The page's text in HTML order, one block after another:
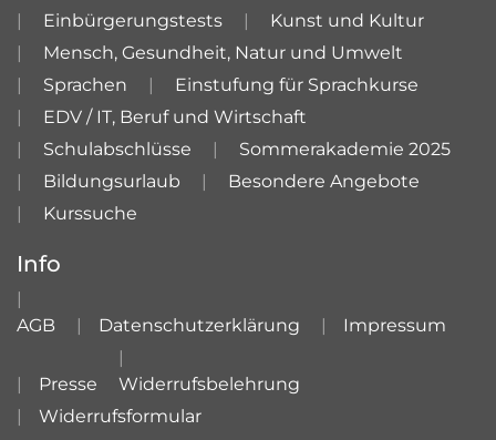
Einbürgerungstests
Kunst und Kultur
Mensch, Gesundheit, Natur und Umwelt
Sprachen
Einstufung für Sprachkurse
EDV / IT, Beruf und Wirtschaft
Schulabschlüsse
Sommerakademie 2025
Bildungsurlaub
Besondere Angebote
Kurssuche
Info
AGB Datenschutzerklärung Impressum
Presse
Widerrufsbelehrung
Widerrufsformular